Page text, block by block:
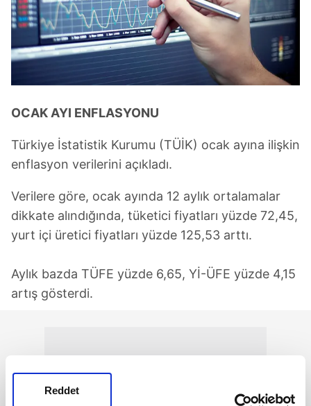
Reddet
OCAK AYI ENFLASYONU
Türkiye İstatistik Kurumu (TÜİK) ocak ayına ilişkin
enflasyon verilerini açıkladı.
Verilere göre, ocak ayında 12 aylık ortalamalar
dikkate alındığında, tüketici fiyatları yüzde 72,45,
yurt içi üretici fiyatları yüzde 125,53 arttı.
Aylık bazda TÜFE yüzde 6,65, Yİ-ÜFE yüzde 4,15
artış gösterdi.